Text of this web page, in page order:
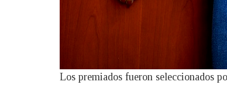
Los premiados fueron seleccionados